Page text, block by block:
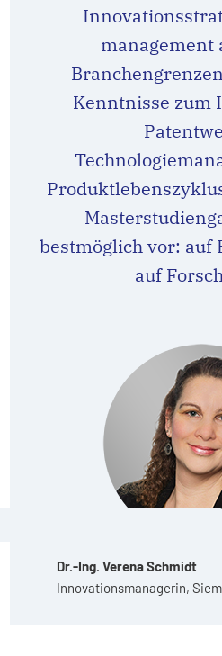
management
Kenntnisse zum
bestmöglich vor: auf
auf
Dr.-Ing. Verena Schmidt
Innovationsmanagerin,